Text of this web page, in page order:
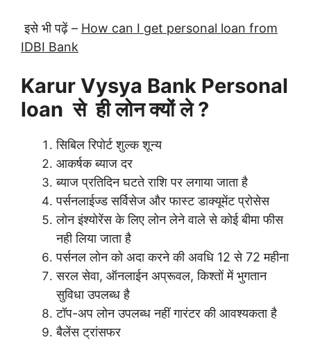
इसे भी पढ़ें – How can I get personal loan from
IDBI Bank
Karur Vysya Bank Personal
loan से ही लोन क्यों ले ?
सिबिल रिपोर्ट शुल्क शून्य
आकर्षक ब्याज दर
ब्याज प्रतिदिन घटते राशि पर लगाया जाता है
पर्सनलाईज्ड सर्विसेज और फास्ट डाक्यूमेंट प्रोसेस
लोन इंश्योरेंस के लिए लोन लेने वाले से कोई बीमा फीस
नही लिया जाता है
पर्सनल लोन को अदा करने की अवधि 12 से 72 महीना
सरल सेवा, ऑनलाईन अप्रूवल, किश्तों में भुगतान
सुविधा उपलब्ध है
टॉप-अप लोन उपलब्ध नहीं गारंटर की आवश्यकता है
बैलेंस ट्रांसफर